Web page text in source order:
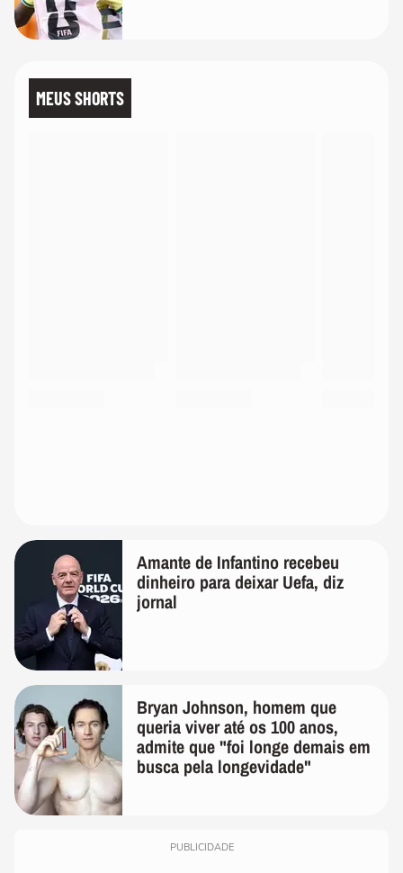
MEUS SHORTS
Amante de Infantino recebeu
dinheiro para deixar Uefa, diz
jornal
Bryan Johnson, homem que
queria viver até os 100 anos,
admite que "foi longe demais em
busca pela longevidade"
PUBLICIDADE